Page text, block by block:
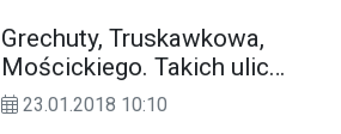
Grechuty, Truskawkowa,
Mościckiego. Takich ulic
jeszcze nie ma, ale mogą
23.01.2018 10:10